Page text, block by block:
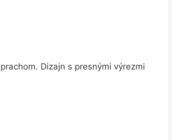
Dizajn s presnými výrezmi